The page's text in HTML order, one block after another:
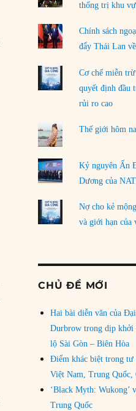
LOAD
thống trị khu
Chính sách
đẩy Thái Lan
Cơ chế miễn
quyết định đầu
rủi ro cao
Thế giới hôm
Kỷ nguyên Ấn
Dương của
Nợ cho kẻ
và giới hạn của
CHỦ ĐỀ MỚI
Hai bài diễn văn của
Durbrow trong dịp khởi
lộ Sài Gòn – Biên Hòa
Điểm khác biệt trong tư
Việt Nam, Trung Quốc,
‘Black Myth: Wukong’
Trung Quốc